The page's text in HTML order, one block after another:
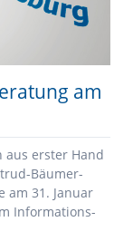
am
erster Hand
Bäumer-
am 31. Januar
Informations-